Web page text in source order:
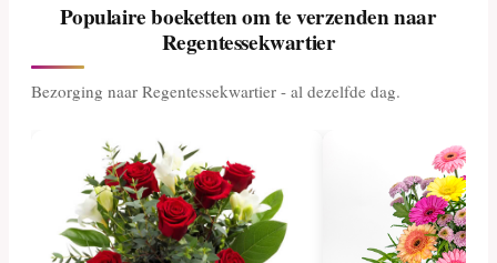
Populaire boeketten om te verzenden naar
Regentessekwartier
Bezorging naar Regentessekwartier - al dezelfde dag.